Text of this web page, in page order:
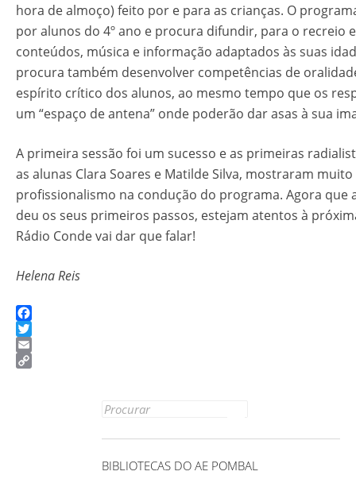
hora de almoço) feito por e para as crianças. O
por alunos do 4º ano e procura difundir, para o recreio
conteúdos, música e informação adaptados às suas
procura também desenvolver competências de
espírito crítico dos alunos, ao mesmo tempo que os
um “espaço de antena” onde poderão dar asas à sua
A primeira sessão foi um sucesso e as primeiras
as alunas Clara Soares e Matilde Silva, mostraram muito
profissionalismo na condução do programa. Agora que
deu os seus primeiros passos, estejam atentos à
Rádio Conde vai dar que falar!
Helena Reis
Facebook
Twitter
Email
Search for:
BIBLIOTECAS DO AE POMBAL